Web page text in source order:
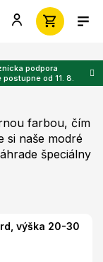
podpora
od 11. 8.
farbou, čím
si naše modré
špeciálny
výška 20-30